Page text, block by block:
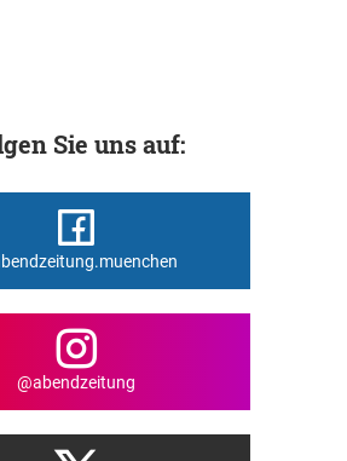
Sie uns auf:
@abendzeitung